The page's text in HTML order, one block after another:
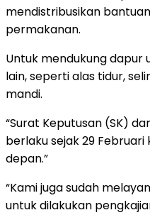
mendistribusikan
permakanan.
Untuk mendukung
lain, seperti alas tidur,
mandi.
“Surat Keputusan (SK)
berlaku sejak 29
depan.”
“Kami juga sudah
untuk dilakukan